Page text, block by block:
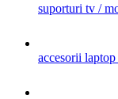
suporturi tv /
accesorii laptop